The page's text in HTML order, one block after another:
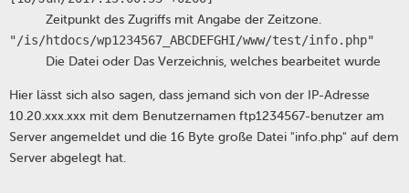
Zeitpunkt des Zugriffs mit Angabe der Zeitzone.
"/is/htdocs/wp1234567_ABCDEFGHI/www/test/info.php"
Die Datei oder Das Verzeichnis, welches bearbeitet wurde
Hier lässt sich also sagen, dass jemand sich von der IP-Adresse
10.20.xxx.xxx mit dem Benutzernamen ftp1234567-benutzer am
Server angemeldet und die 16 Byte große Datei "info.php" auf dem
Server abgelegt hat.